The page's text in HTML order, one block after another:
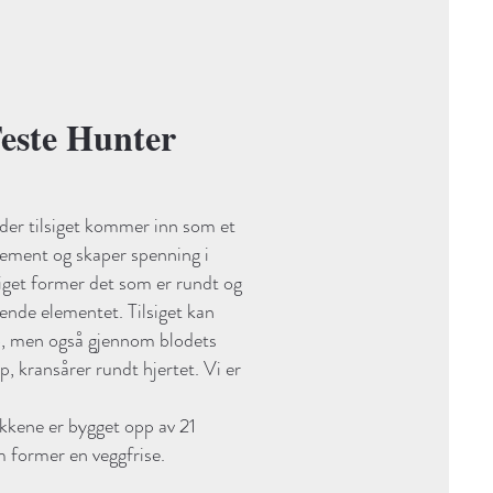
Hunter
tilsiget kommer inn som et
og skaper spenning i
former det som er rundt og
elementet. Tilsiget kan
men også gjennom blodets
kransårer rundt hjertet. Vi er
er bygget opp av 21
former en veggfrise.